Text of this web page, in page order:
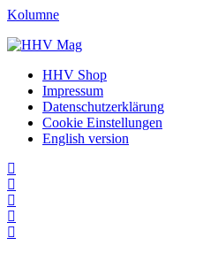
Kolumne
HHV Shop
Impressum
Datenschutzerklärung
Cookie Einstellungen
English version